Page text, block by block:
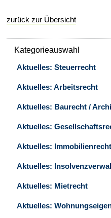
zurück zur Übersicht
Kategorieauswahl
Aktuelles: Steuerrecht
Aktuelles: Arbeitsrecht
Aktuelles: Baurecht /
Aktuelles:
Aktuelles: Immobilienrecht
Aktuelles:
Aktuelles: Mietrecht
Aktuelles: